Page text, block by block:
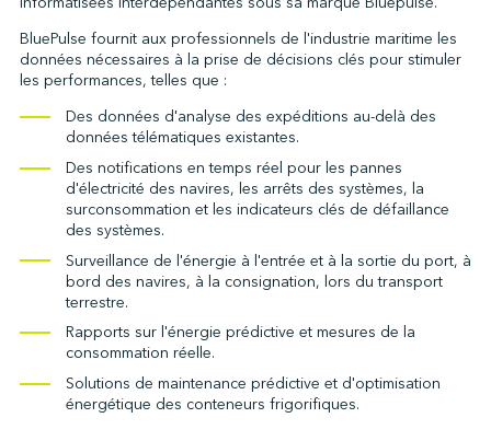
↩︎
BluePulse fournit aux professionnels de l'industrie maritime les
données nécessaires à la prise de décisions clés pour stimuler
les performances, telles que :
Des données d'analyse des expéditions au-delà des
données télématiques existantes.
Des notifications en temps réel pour les pannes
d'électricité des navires, les arrêts des systèmes, la
surconsommation et les indicateurs clés de défaillance
des systèmes.
Surveillance de l'énergie à l'entrée et à la sortie du port, à
bord des navires, à la consignation, lors du transport
terrestre.
Rapports sur l'énergie prédictive et mesures de la
consommation réelle.
Solutions de maintenance prédictive et d'optimisation
énergétique des conteneurs frigorifiques.